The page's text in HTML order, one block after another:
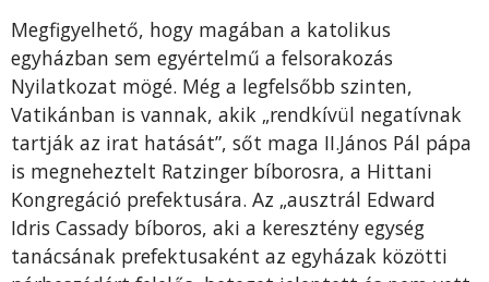
Megfigyelhető, hogy magában a katolikus
egyházban sem egyértelmű a felsorakozás
Nyilatkozat mögé. Még a legfelsőbb szinten,
Vatikánban is vannak, akik „rendkívül negatívnak
tartják az irat hatását”, sőt maga II.János Pál pápa
is megneheztelt Ratzinger bíborosra, a Hittani
Kongregáció prefektusára. Az „ausztrál Edward
Idris Cassady bíboros, aki a keresztény egység
tanácsának prefektusaként az egyházak közötti